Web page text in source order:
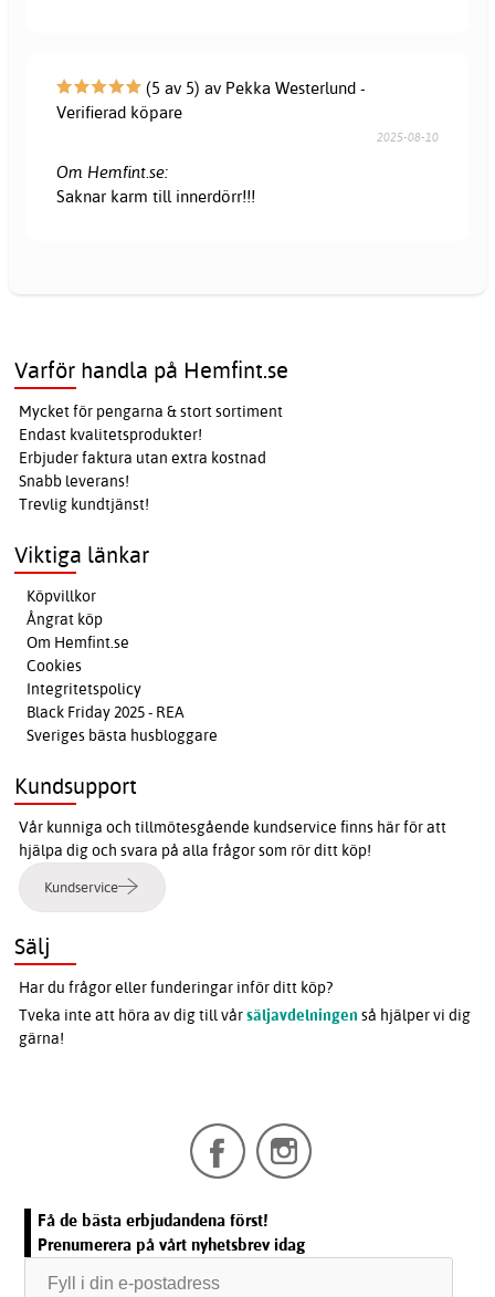
(5 av 5) av Pekka Westerlund -
Verifierad köpare
2025-08-10
Om Hemfint.se:
Saknar karm till innerdörr!!!
Varför handla på Hemfint.se
Mycket för pengarna & stort sortiment
Endast kvalitetsprodukter!
Erbjuder faktura utan extra kostnad
Snabb leverans!
Trevlig kundtjänst!
Viktiga länkar
Köpvillkor
Ångrat köp
Om Hemfint.se
Cookies
Integritetspolicy
Black Friday 2025 - REA
Sveriges bästa husbloggare
Kundsupport
Vår kunniga och tillmötesgående kundservice finns här för att
hjälpa dig och svara på alla frågor som rör ditt köp!
Kundservice
Sälj
Har du frågor eller funderingar inför ditt köp?
Tveka inte att höra av dig till vårsäljavdelningen så hjälper vi dig
gärna!
Få de bästa erbjudandena först!
Prenumerera på vårt nyhetsbrev idag